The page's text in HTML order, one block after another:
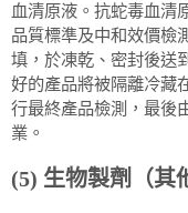
血清原液。抗蛇毒血清
品質標準及中和效價檢
填，於凍乾、密封後送
好的產品將被隔離冷藏
行最終產品檢測，最後
業。
(5) 生物製劑（其